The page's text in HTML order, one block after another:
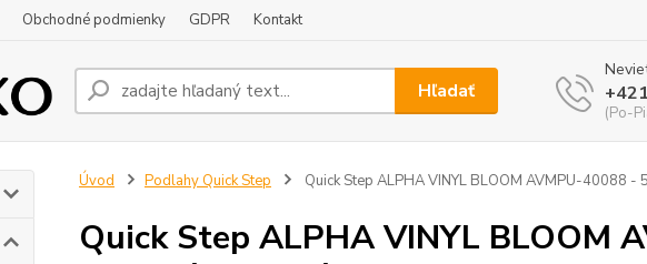
Obchodné podmienky GDPR Kontakt
Hľadať
(Po-
Úvod Podlahy Quick Step Quick Step ALPHA VINYL BLOOM AVMPU-40088 -
Quick Step ALPHA VINYL BLOOM